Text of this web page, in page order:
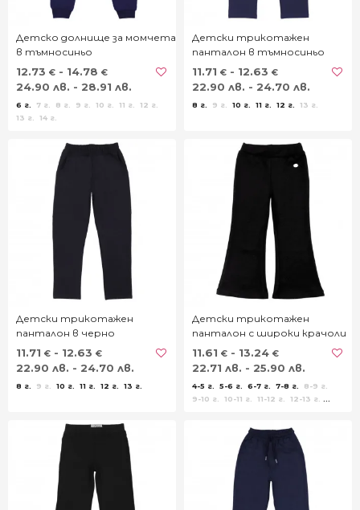
Детско долнище за момчета
в тъмносиньо
12.73 € - 14.78 €
24.90 лв. - 28.91 лв.
6 г. 7 г. 8 г. 9 г. 10 г. 11 г.
12 г.
13 г.
14 г.
Детски трикотажен
панталон в тъмносиньо
11.71 € - 12.63 €
22.90 лв. - 24.70 лв.
8 г. 9 г. 10 г. 11 г. 12 г. 13 г.
Детски трикотажен
панталон в черно
11.71 € - 12.63 €
22.90 лв. - 24.70 лв.
8 г. 9 г. 10 г. 11 г. 12 г. 13 г.
Детски трикотажен
панталон с широки крачоли
в черно
11.61 € - 13.24 €
22.71 лв. - 25.90 лв.
4-5 г. 5-6 г. 6-7 г. 7-8 г.
8-9 г.
9-10 г.
10-11 г. 11-12 г.
12-13 г.